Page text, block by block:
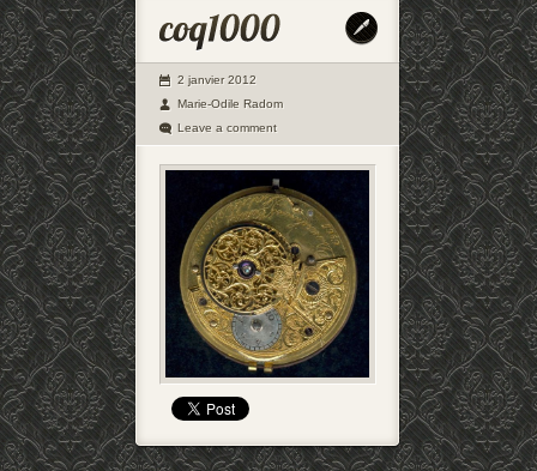
2 janvier 2012
Marie-Odile Radom
Leave a comment